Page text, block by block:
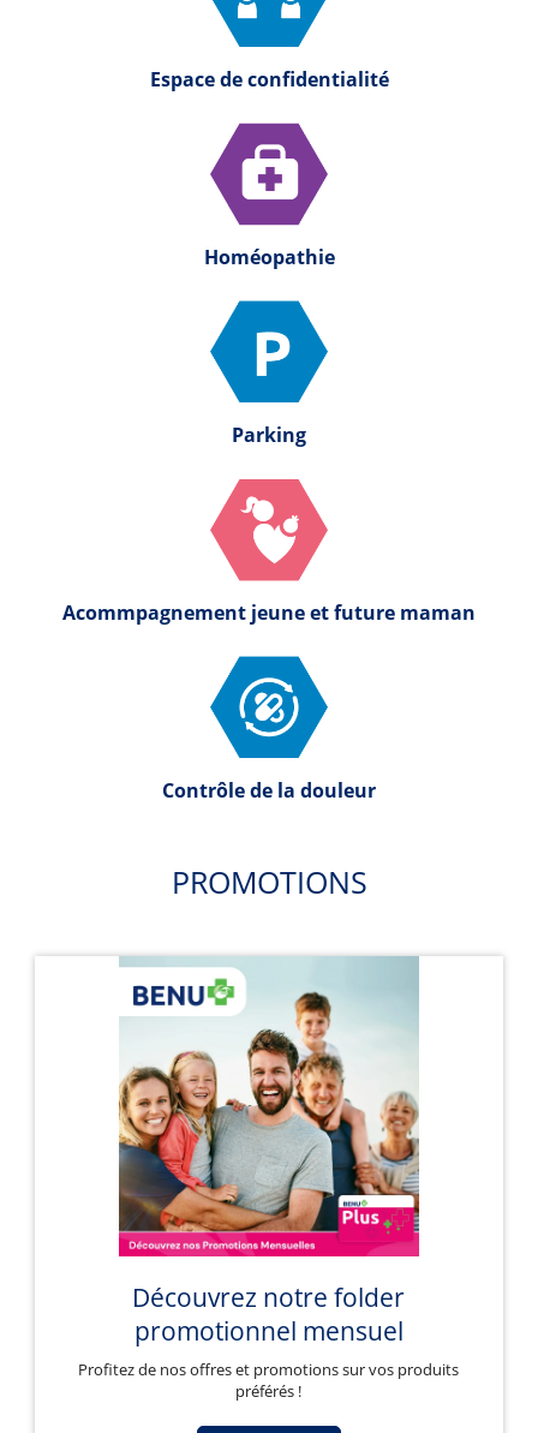
Espace de confidentialité
Homéopathie
Parking
Acommpagnement jeune et future maman
Contrôle de la douleur
PROMOTIONS
Découvrez notre folder
promotionnel mensuel
Profitez de nos offres et promotions sur vos produits
préférés !